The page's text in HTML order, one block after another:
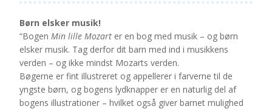
Børn elsker musik!
“BogenMin lille Mozart er en bog med musik – og børn
elsker musik. Tag derfor dit barn med ind i musikkens
verden – og ikke mindst Mozarts verden.
Bøgerne er fint illustreret og appellerer i farverne til de
yngste børn, og bogens lydknapper er en naturlig del af
bogens illustrationer – hvilket også giver barnet mulighed